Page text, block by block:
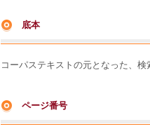
底本
コーパステキストの元となった、
ページ番号